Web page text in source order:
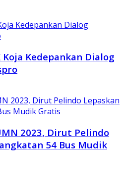
Kedepankan Dialog
2023, Dirut Pelindo
54 Bus Mudik